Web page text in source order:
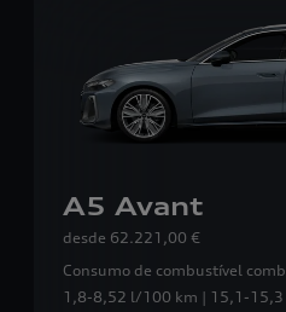
A5 Avant
desde 62.221,00 €
Consumo de combustível
1,8-8,52 l/100 km | 15,1-